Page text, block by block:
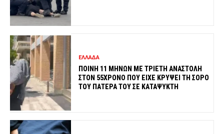
ΕΛΛΑΔΑ
ΠΟΙΝΗ 11 ΜΗΝΩΝ ΜΕ ΤΡΙΕΤΗ ΑΝΑΣΤΟΛΗ
ΣΤΟΝ 55ΧΡΟΝΟ ΠΟΥ ΕΙΧΕ ΚΡΥΨΕΙ ΤΗ ΣΟΡΟ
ΤΟΥ ΠΑΤΕΡΑ ΤΟΥ ΣΕ ΚΑΤΑΨΥΚΤΗ